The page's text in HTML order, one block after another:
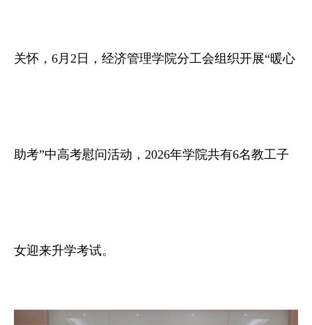
关怀，6月2日，经济管理学院分工会组织开展“暖心
助考”中高考慰问活动，2026年学院共有6名教工子
女迎来升学考试。